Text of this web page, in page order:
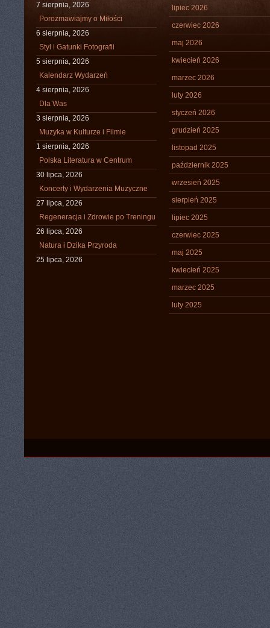
7 sierpnia, 2026
Porozmawiajmy o Miłości
6 sierpnia, 2026
Styl i Gatunki Fotografii
5 sierpnia, 2026
Kalendarz Wydarzeń
4 sierpnia, 2026
Dla Was
3 sierpnia, 2026
Muzyka w Kulturze i Filmie
1 sierpnia, 2026
Polska Literatura w Centrum
30 lipca, 2026
Koncerty i Wydarzenia Muzyczne
27 lipca, 2026
Regeneracja i Zdrowie po Treningu
26 lipca, 2026
Natura i Dzika Przyroda
25 lipca, 2026
lipiec 2026
czerwiec 2026
maj 2026
kwiecień 2026
marzec 2026
luty 2026
styczeń 2026
grudzień 2025
listopad 2025
październik 2025
wrzesień 2025
sierpień 2025
lipiec 2025
czerwiec 2025
maj 2025
kwiecień 2025
marzec 2025
luty 2025